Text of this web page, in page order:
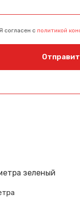
согласен с политикой